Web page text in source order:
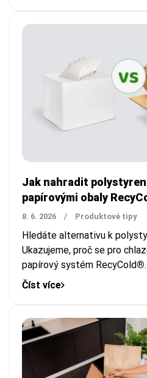
Jak nahradit
papírovými obaly
8. 6. 2026 / Produktové tipy
Hledáte alternativu k
Ukazujeme, proč se pro
papírový systém RecyCold®.
Číst více